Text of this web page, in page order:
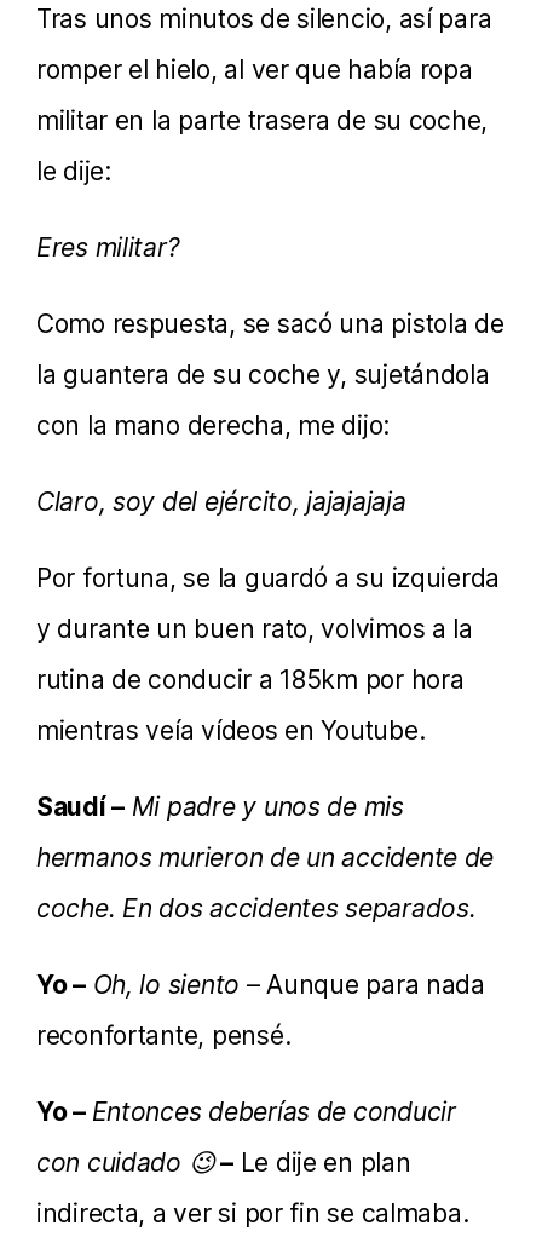
Tras unos minutos de silencio, así para
romper el hielo, al ver que había ropa
militar en la parte trasera de su coche,
le dije:
Eres militar?
Como respuesta, se sacó una pistola de
la guantera de su coche y, sujetándola
con la mano derecha, me dijo:
Claro, soy del ejército, jajajajaja
Por fortuna, se la guardó a su izquierda
y durante un buen rato, volvimos a la
rutina de conducir a 185km por hora
mientras veía vídeos en Youtube.
Saudí – Mi padre y unos de mis
hermanos murieron de un accidente de
coche. En dos accidentes separados.
Yo –Oh, lo siento – Aunque para nada
reconfortante, pensé.
Yo – Entonces deberías de conducir
con cuidado 😉–Le dije en plan
indirecta, a ver si por fin se calmaba.